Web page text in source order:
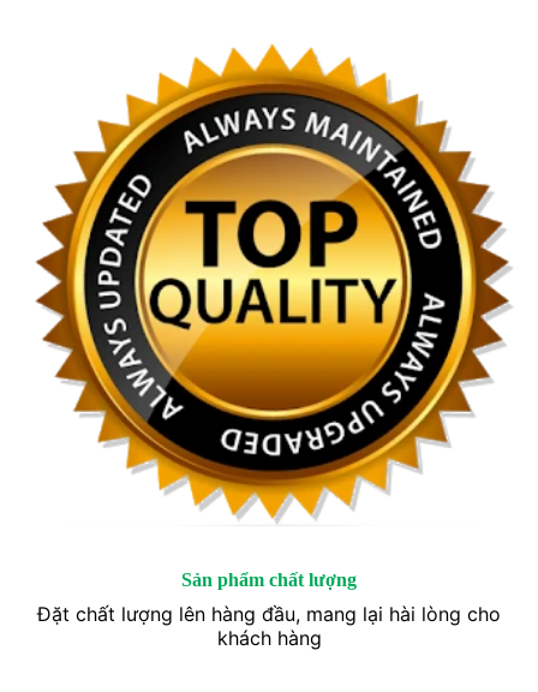
Sản phẩm chất lượng
Đặt chất lượng lên hàng đầu, mang lại hài lòng cho
khách hàng